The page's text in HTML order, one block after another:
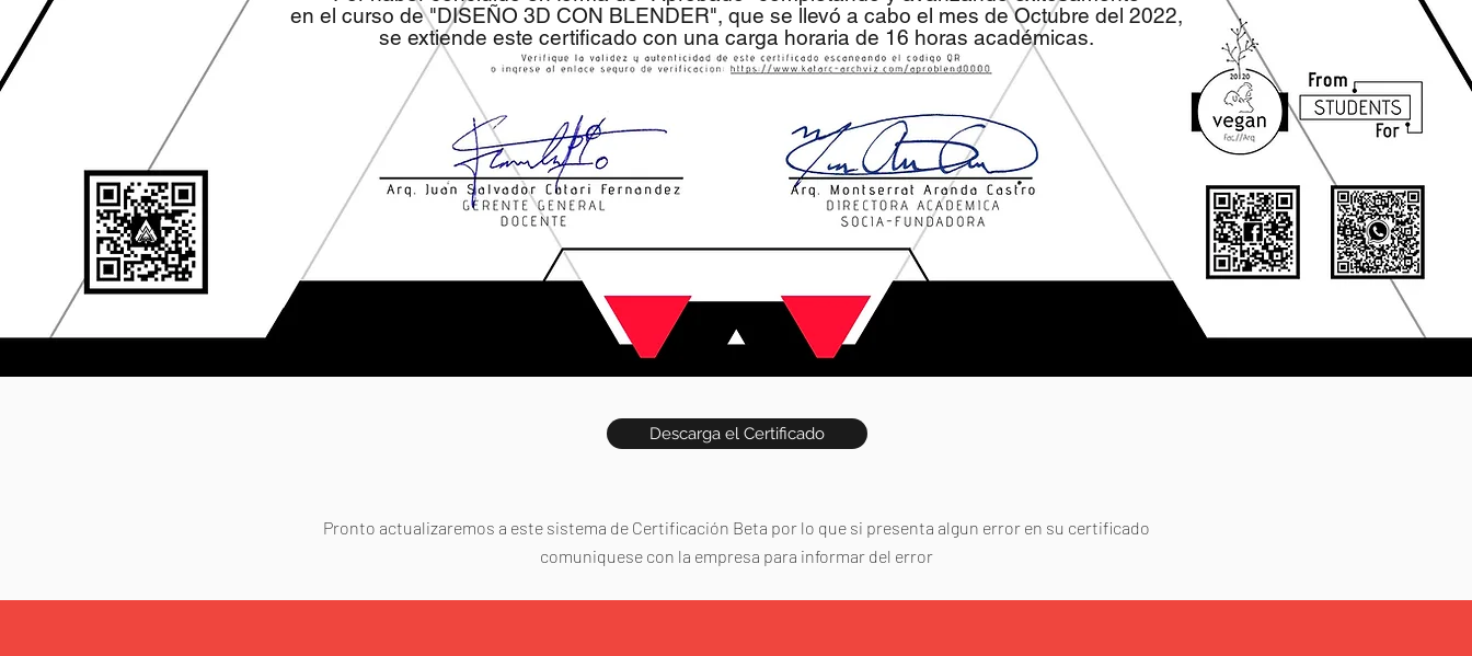
en el curso de "DISEÑO 3D CON BLENDER", que se llevó a cabo el mes de Octubre del 2022,
se extiende este certificado con una carga horaria de 16 horas académicas.
Descarga el Certificado
Pronto actualizaremos a este sistema de Certificación Beta por lo que si presenta algun error en su certificado
comuniquese con la empresa para informar del error